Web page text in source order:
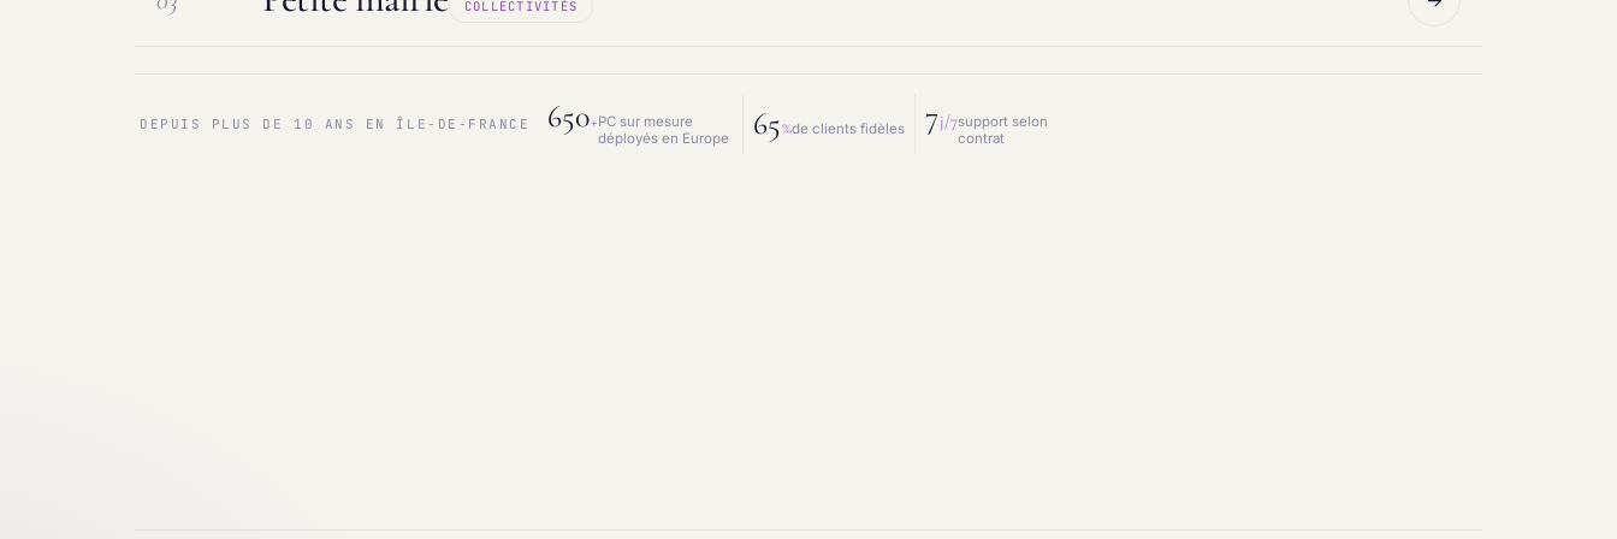
Maintenance & infogérance PC sur mesure
COLLECTIVITÉS
DEPUIS PLUS DE 10 ANS EN ÎLE-DE-FRANCE
650+PC sur mesure
déployés en Europe
65%de clients fidèles 7j/7support selon
contrat